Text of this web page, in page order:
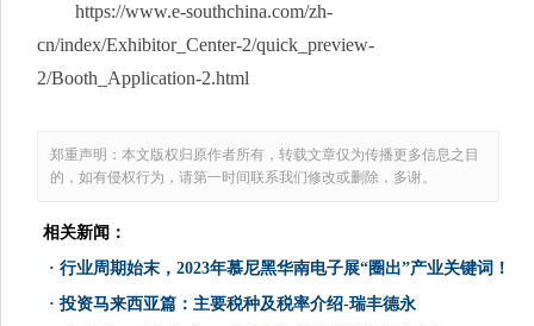
https://www.e-southchina.com/zh-
cn/index/Exhibitor_Center-2/quick_preview-
2/Booth_Application-2.html
郑重声明：本文版权归原作者所有，转载文章仅为传播更多信息之目
的，如有侵权行为，请第一时间联系我们修改或删除，多谢。
相关新闻：
· 行业周期始末，2023年慕尼黑华南电子展“圈出”产业关键词！
· 投资马来西亚篇：主要税种及税率介绍-瑞丰德永